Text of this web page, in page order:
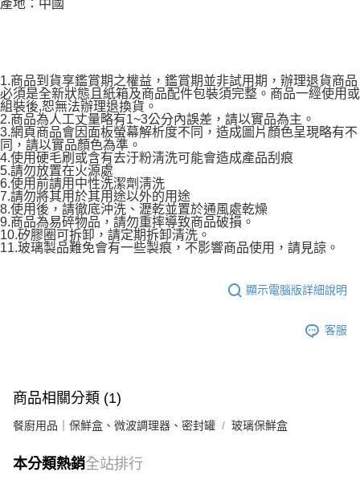
產地：中國
1.商品到貨享鑑賞期之權益，鑑賞期並非試用期，辦理退貨商品
必須是全新狀態且紙箱及商品配件包裝須完整。商品一經使用或
組裝後,恕無法辦理退換貨。
2.商品為人工丈量略有1~3公分內誤差，請以實品為主。
3.網頁商品會因面板螢幕解析度不同，造成圖片顏色呈現略有不
同，請以實品顏色為準。
4.使用硬毛刷或含有去汙粉淸洗可能會造成產品刮痕
5.請勿放置在火源處
6.使用前請用中性洗潔劑淸洗
7.請勿將其用於其用途以外的用途
8.使用後，請徹底沖洗、瀝乾並置於通風處乾燥
9.商品為易碎物品，請勿重摔導致商品破損。
10.矽膠圈可拆卸，請定期拆卸清洗。
11.玻璃製品難免會有一些製痕，不影響商品使用，請見諒。
顯示電腦版詳細說明
客服
商品相關分類 (1)
餐廚用品｜保鮮盒、微波調理器、密封罐 玻璃保鮮盒
本分類熱銷全站排行